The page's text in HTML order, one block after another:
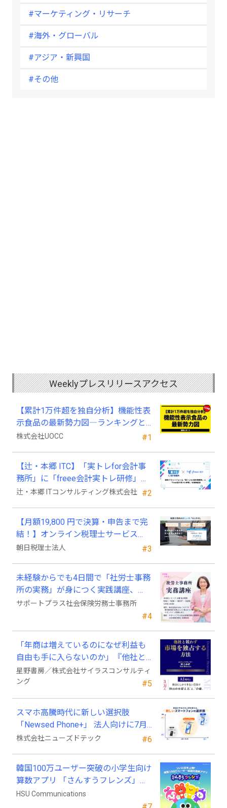
#マーケティング・リサーチ
#海外・グローバル
#アジア・新興国
#その他
Weeklyプレスリリースアクセス
#1
【累計1万件超を独自分析】機能性表
示食品の最新勢力図―ランキングと
2025年4月以降の変化
株式会社UOCC
#2
【辻・本郷 ITC】「実トレfor会計事
務所」に「freee会計実トレ研修」を
新規追加
辻・本郷 ITコンサルティング株式会社
#3
【月額19,800 円で決算・申告まで完
結！】オンライン税理士サービス
「Wiz サポ」
朝日税理士法人
#4
未経験からでも4日間で「社労士事務
所の実務」が身につく実践講座、
2026年9月開講
サポートプラス社会保険労務士事務所
#5
「年商は増えているのになぜ利益も
自由も手に入らないのか」『他社と
競わず 市場を独占する方法』発売
星野書房／株式会社サイラスコンサルティ
ング
#6
スマホ高騰時代に新しい選択肢
「Newsed Phone+」 法人向けに7月
23日から販売開始
株式会社ニューズドテック
韓国100万ユーザー突破の小学生向け
算数アプリ 「さんすうフレンズ」、
ついに日本上陸!
HSU Communications